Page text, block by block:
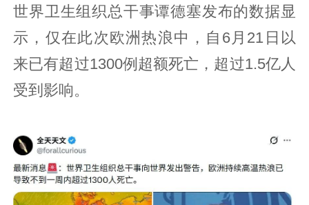
世界卫生组织总干事谭德塞发布的数据显
示，仅在此次欧洲热浪中，自6月21日以
来已有超过1300例超额死亡，超过1.5亿人
受到影响。